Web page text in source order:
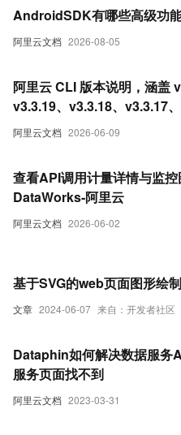
阿里云文档 2026-08-05
AndroidSDK有哪些高级功
阿里云文档 2026-06-09
阿里云 CLI 版本说明，涵盖
v3.3.19、v3.3.18、v3.3.17
v3.3.12、v3.3.8、v3.3.5、
阿里云文档 2026-06-02
查看API调用计量详情与监
DataWorks-阿里云
文章 2024-06-07 来自：开发者社区
基于SVG的web页面图形绘
阿里云文档 2023-03-31
Dataphin如何解决数据服务
服务页面找不到